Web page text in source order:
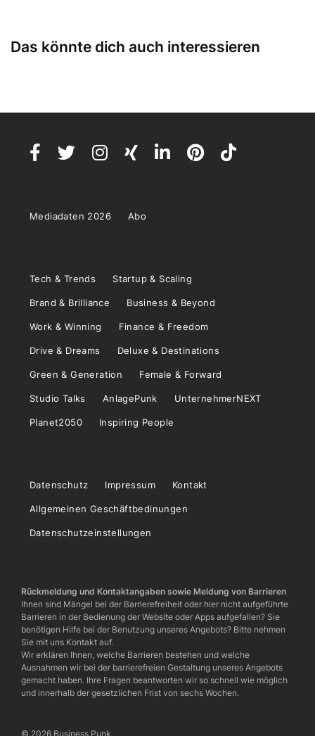
Das könnte dich auch interessieren
Mediadaten 2026 Abo
Tech & Trends Startup & Scaling
Brand & Brilliance Business & Beyond
Work & Winning Finance & Freedom
Drive & Dreams Deluxe & Destinations
Green & Generation Female & Forward
Studio Talks AnlagePunk UnternehmerNEXT
Planet2050 Inspiring People
Datenschutz Impressum Kontakt
Allgemeinen Geschäftbedinungen
Datenschutzeinstellungen
Rückmeldung und Kontaktangaben sowie Meldung von Barrieren
Ihnen sind Mängel bei der Barrierefreiheit oder hier nicht aufgeführte
Barrieren in der Bedienung der Website oder Apps aufgefallen? Sie
benötigen Hilfe bei der Benutzung unseres Angebots? Bitte nehmen
Sie mit uns Kontakt auf.
Wir erklären Ihnen, welche Barrieren bestehen und welche
Ausnahmen wir bei der barrierefreien Gestaltung unseres Angebots
gemacht haben. Ihre Fragen beantworten wir so schnell wie möglich
und innerhalb der gesetzlichen Frist von sechs Wochen.
© 2026 Business Punk